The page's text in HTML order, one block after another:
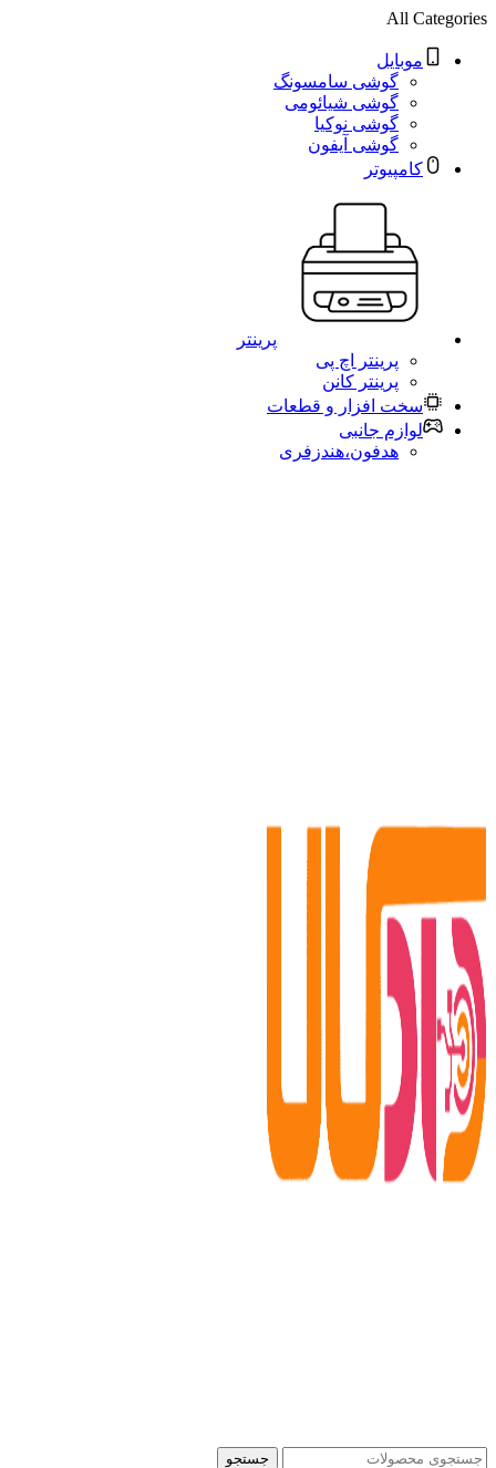
All Categories
موبایل
گوشی سامسونگ
گوشی شیائومی
گوشی نوکیا
گوشی آیفون
کامپیوتر
پرینتر
پرینتر اچ پی
پرینتر کانن
سخت افزار و قطعات
لوازم جانبی
هدفون،هندزفری
جستجو